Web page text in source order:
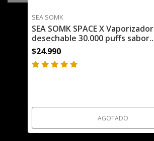
SEA SOMK
SEA SOMK SPACE X Vaporizador
desechable 30.000 puffs sabor..
$24.990
AGOTADO